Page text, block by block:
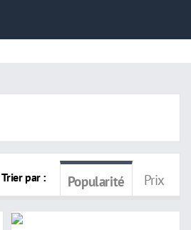
Trier par : Popularité Prix